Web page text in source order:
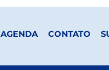
AGENDA CONTATO